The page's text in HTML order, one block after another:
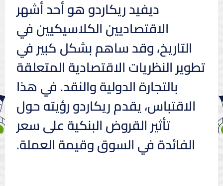
ديفيد ريكاردو هو أحد أشهر
الاقتصاديين الكلاسيكيين في
التاريخ، وقد ساهم بشكل كبير في
تطوير النظريات الاقتصادية المتعلقة
بالتجارة الدولية والنقد. في هذا
الاقتباس، يقدم ريكاردو رؤيته حول
تأثير القروض البنكية على سعر
الفائدة في السوق وقيمة العملة.